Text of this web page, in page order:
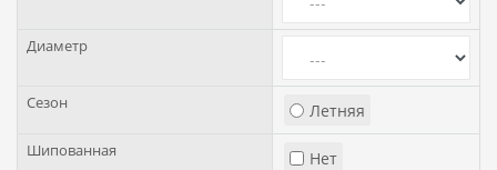
Диаметр
Сезон Летняя
Шипованная Нет